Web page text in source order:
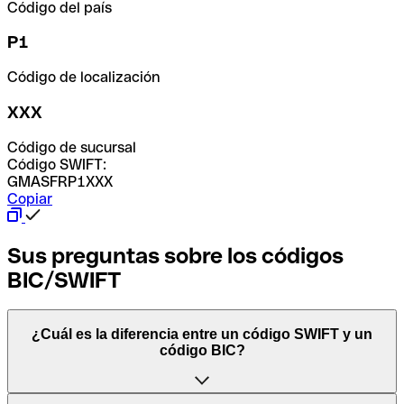
Código del país
P1
Código de localización
XXX
Código de sucursal
Código SWIFT:
GMASFRP1XXX
Copiar
Sus preguntas sobre los códigos
BIC/SWIFT
¿Cuál es la diferencia entre un código SWIFT y un
código BIC?